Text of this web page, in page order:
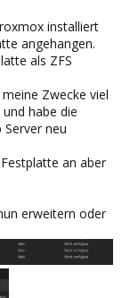
installiert
angehangen.
als ZFS
Zwecke viel
habe die
neu
an aber
erweitern oder